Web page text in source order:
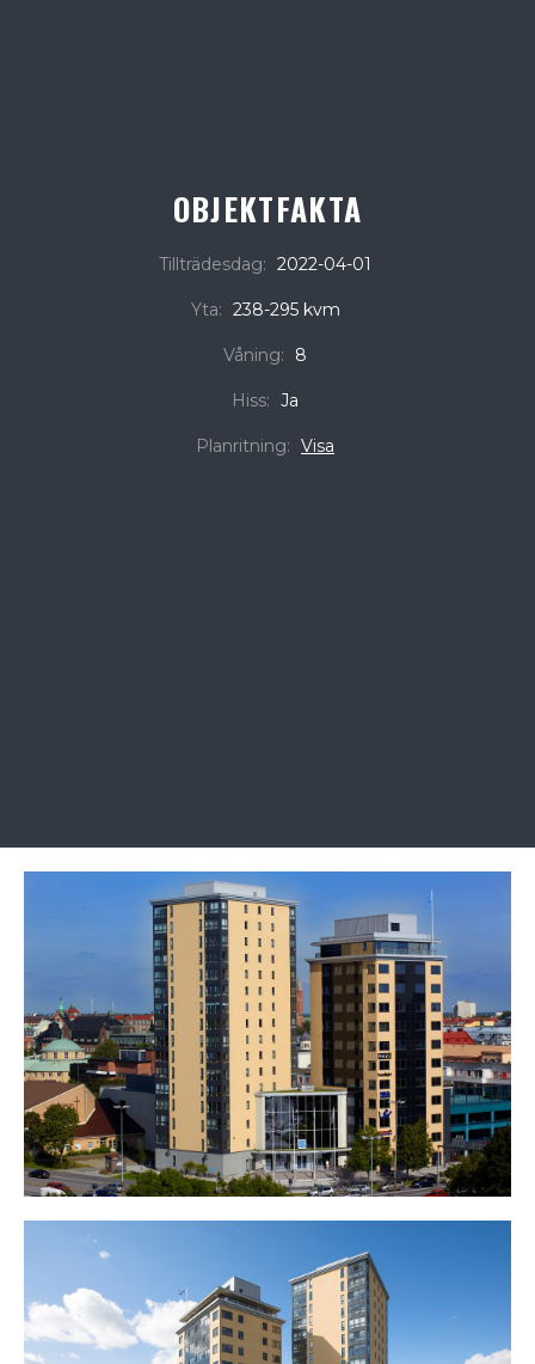
OBJEKTFAKTA
Tillträdesdag: 2022-04-01
Yta: 238-295 kvm
Våning: 8
Hiss: Ja
Planritning: Visa